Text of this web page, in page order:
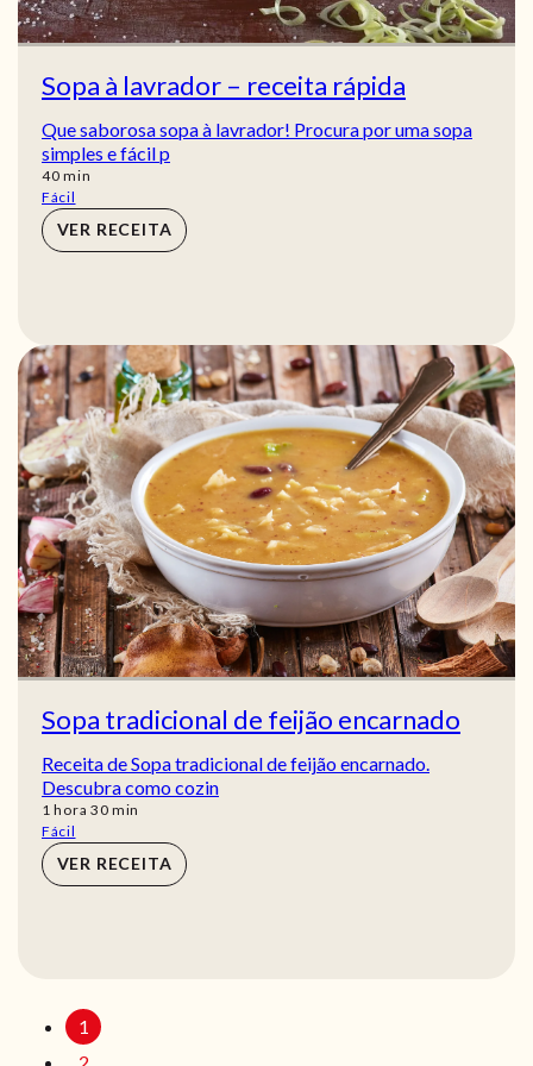
Sopa à lavrador – receita rápida
Que saborosa sopa à lavrador! Procura por uma sopa
simples e fácil p
40min
min
Fácil
VER RECEITA
Sopa tradicional de feijão encarnado
Receita de Sopa tradicional de feijão encarnado.
Descubra como cozin
1 hora
hora 30min
min
Fácil
VER RECEITA
1
2